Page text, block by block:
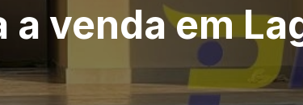
a venda em